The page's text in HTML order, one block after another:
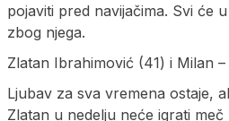
pojaviti pred navijačima. Svi će
zbog njega.
Zlatan Ibrahimović (41) i Milan
Ljubav za sva vremena ostaje,
Zlatan u nedelju neće igrati